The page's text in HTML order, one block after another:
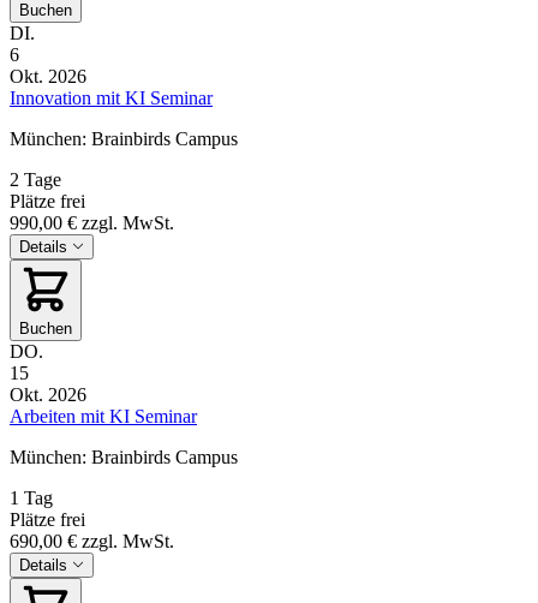
Buchen
DI.
6
Okt. 2026
Innovation mit KI Seminar
München: Brainbirds Campus
2 Tage
Plätze frei
990,00 € zzgl. MwSt.
Details
Buchen
DO.
15
Okt. 2026
Arbeiten mit KI Seminar
München: Brainbirds Campus
1 Tag
Plätze frei
690,00 € zzgl. MwSt.
Details